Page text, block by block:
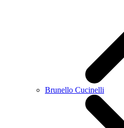
Brunello Cucinelli